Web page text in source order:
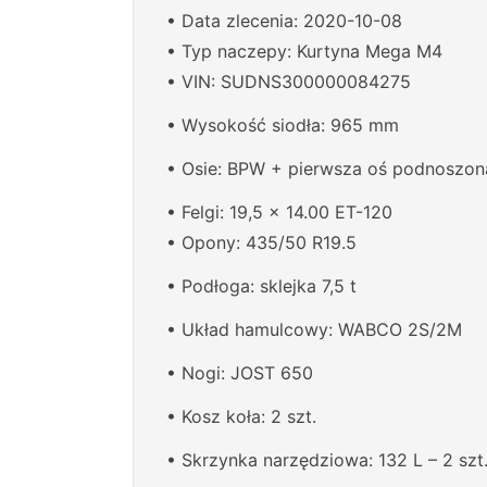
• Data zlecenia: 2020-10-08
• Typ naczepy: Kurtyna Mega M4
• VIN: SUDNS300000084275
• Wysokość siodła: 965 mm
• Osie: BPW + pierwsza oś
• Felgi: 19,5 x 14.00 ET-120
• Opony: 435/50 R19.5
• Podłoga: sklejka 7,5 t
• Układ hamulcowy: WABCO 2S/2M
• Nogi: JOST 650
• Kosz koła: 2 szt.
• Skrzynka narzędziowa: 132 L – 2 szt.